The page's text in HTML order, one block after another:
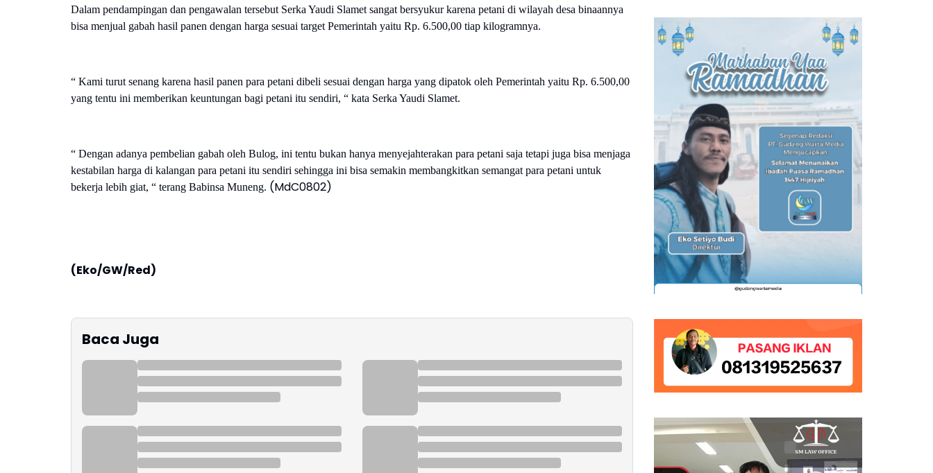
Dalam pendampingan dan pengawalan tersebut Serka Yaudi Slamet sangat bersyukur karena petani di wilayah desa binaannya
bisa menjual gabah hasil panen dengan harga sesuai target Pemerintah yaitu Rp. 6.500,00 tiap kilogramnya.
“ Kami turut senang karena hasil panen para petani dibeli sesuai dengan harga yang dipatok oleh Pemerintah yaitu Rp. 6.500,00
yang tentu ini memberikan keuntungan bagi petani itu sendiri, “ kata Serka Yaudi Slamet.
“ Dengan adanya pembelian gabah oleh Bulog, ini tentu bukan hanya menyejahterakan para petani saja tetapi juga bisa menjaga
kestabilan harga di kalangan para petani itu sendiri sehingga ini bisa semakin membangkitkan semangat para petani untuk
bekerja lebih giat, “ terang Babinsa Muneng. (MdC0802)
(Eko/GW/Red)
Baca Juga